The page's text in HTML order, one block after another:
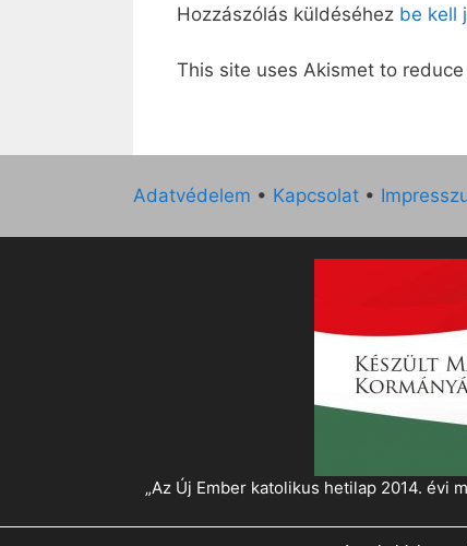
Hozzászólás küldéséhez be kell
This site uses Akismet to reduce
Adatvédelem • Kapcsolat •
„Az Új Ember katolikus hetilap 2014. évi